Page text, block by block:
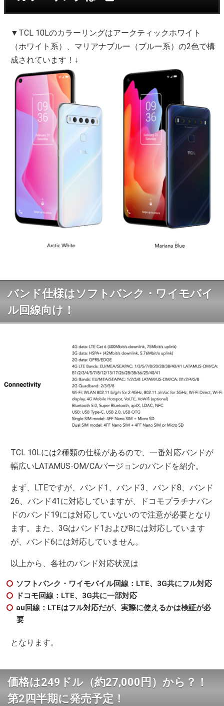
▼TCL 10Lのカラーリングはアークティックホワイト
（ホワイト系）、マリアナブルー（ブルー系）の2色で構
成されています！↓
バンド仕様はソフトバンク・ワイモバイ
ル回線向け！
TCL 10Lには2種類の仕様があるので、一番対応バンドが
幅広いLATAMUS-OM/CAバージョンのバンドを紹介。
まず、LTEですが、バンド1、バンド3、バンド8、バンド
26、バンド41に対応していますが、ドコモプラチナバン
ドのバンド19には対応していないので注意が必要となり
ます。また、3Gはバンド1および8には対応しています
が、バンド6には対応していません。
以上から、各社のバンド対応状況は
ソフトバンク・ワイモバイル回線：LTE、3G共にフル対応
ドコモ回線：LTE、3G共に一部対応
au回線：LTEはフル対応だが、実際に使えるかは検証が必
要
となります。
価格は249ドル（約27,000円）から？！
第2四半期に発売予定！